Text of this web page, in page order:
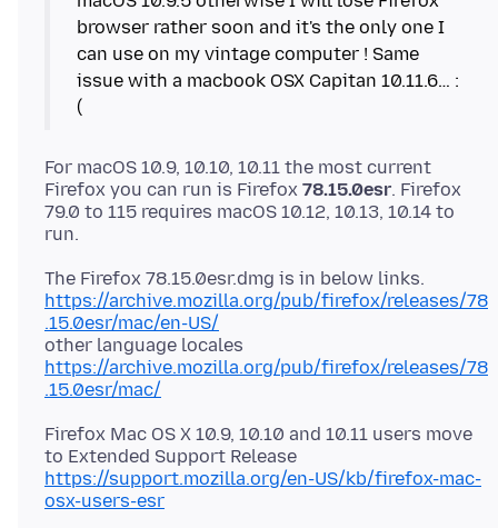
browser rather soon and it's the only one I
can use on my vintage computer ! Same
issue with a macbook OSX Capitan 10.11.6… :
For macOS 10.9, 10.10, 10.11 the most current
Firefox you can run is Firefox 78.15.0esr. Firefox
79.0 to 115 requires macOS 10.12, 10.13, 10.14 to
https://archive.mozilla.org/pub/firefox/releases/78
.15.0esr/mac/en-US/
other language locales
https://archive.mozilla.org/pub/firefox/releases/78
.15.0esr/mac/
Firefox Mac OS X 10.9, 10.10 and 10.11 users move
https://support.mozilla.org/en-US/kb/firefox-mac-
osx-users-esr